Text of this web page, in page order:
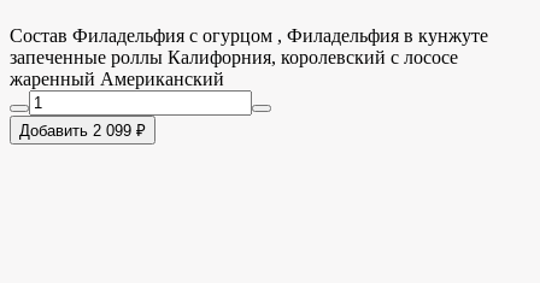
Состав Филадельфия с огурцом , Филадельфия в кунжуте
запеченные роллы Калифорния, королевский с лососе
жаренный Американский
Добавить 2 099 ₽